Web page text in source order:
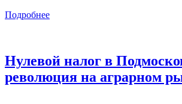
Подробнее
Нулевой налог в
революция на аграрном